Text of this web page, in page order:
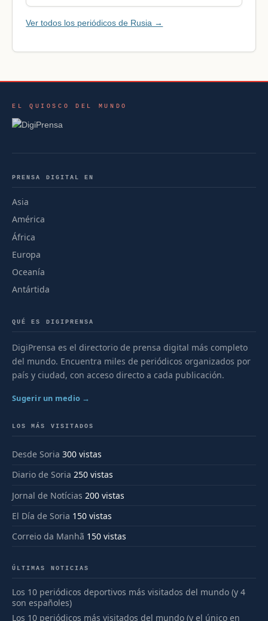
Ver todos los periódicos de Rusia →
EL QUIOSCO DEL MUNDO
PRENSA DIGITAL EN
Asia
América
África
Europa
Oceanía
Antártida
QUÉ ES DIGIPRENSA
DigiPrensa es el directorio de prensa digital más completo
del mundo. Encuentra miles de periódicos organizados por
país y ciudad, con acceso directo a cada publicación.
Sugerir un medio →
LOS MÁS VISITADOS
Desde Soria 300 vistas
Diario de Soria 250 vistas
Jornal de Notícias 200 vistas
El Día de Soria 150 vistas
Correio da Manhã 150 vistas
ÚLTIMAS NOTICIAS
Los 10 periódicos deportivos más visitados del mundo (y 4
son españoles)
Los 10 periódicos más visitados del mundo (y el único en